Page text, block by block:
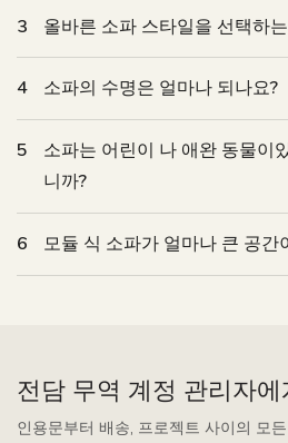
3 올바른 소파 스타일을 선택하
4 소파의 수명은 얼마나 되나요?
5
소파는 어린이 나 애완 동물이
니까?
6 모듈 식 소파가 얼마나 큰 공간
전담 무역 계정 관리자
인용문부터 배송, 프로젝트 사이의 모